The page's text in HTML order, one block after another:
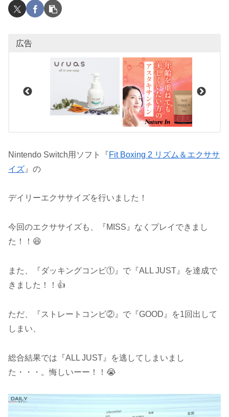
広告
Nintendo Switch用ソフト『Fit Boxing 2 リズム＆エクササ
イズ 』の
デイリーエクササイズを行いました！
今回のエクササイズも、『MISS』なくプレイできまし
た！！😆
また、『ダッキングコンビ①』で『ALL JUST』を達成で
きました！！👍
ただ、『ストレートコンビ②』で『GOOD』を1回出して
しまい、
総合結果では『ALL JUST』を逃してしまいまし
た・・・。悔しいーー！！😭